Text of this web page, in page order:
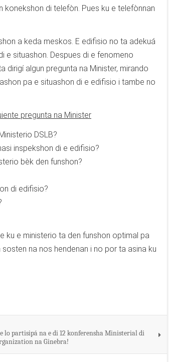
di telefòn. Pues ku e telefònnan
a keda meskos. E edifisio no ta adekuá
e situashon. Despues di e fenomeno
algun pregunta na Minister, mirando
pa e situashon di e edifisio i tambe no
pregunta na Minister
DSLB?
inspekshon di e edifisio?
bèk den funshon?
di edifisio?
ku e ministerio ta den funshon optimal pa
na nos hendenan i no por ta asina ku
lo partisipá na e di 12 konferensha Ministerial di
na Ginebra!